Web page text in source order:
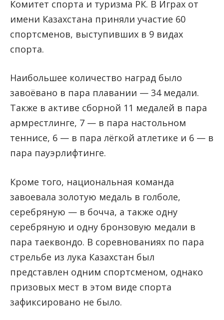
Комитет спорта и туризма РК. В Играх от
имени Казахстана приняли участие 60
спортсменов, выступивших в 9 видах
спорта.
Наибольшее количество наград было
завоёвано в пара плавании — 34 медали.
Также в активе сборной 11 медалей в пара
армрестлинге, 7 — в пара настольном
теннисе, 6 — в пара лёгкой атлетике и 6 — в
пара пауэрлифтинге.
Кроме того, национальная команда
завоевала золотую медаль в голболе,
серебряную — в бочча, а также одну
серебряную и одну бронзовую медали в
пара таеквондо. В соревнованиях по пара
стрельбе из лука Казахстан был
представлен одним спортсменом, однако
призовых мест в этом виде спорта
зафиксировано не было.